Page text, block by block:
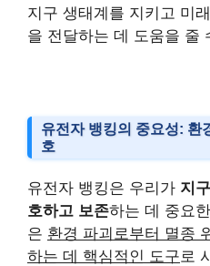
지구 생태계를 지키고 미
을 전달하는 데 도움을 줄
유전자 뱅킹의 중요성: 환
호
유전자 뱅킹은 우리가 지
호하고 보존하는 데 중요
은 환경 파괴로부터 멸종
하는 데 핵심적인 도구 로